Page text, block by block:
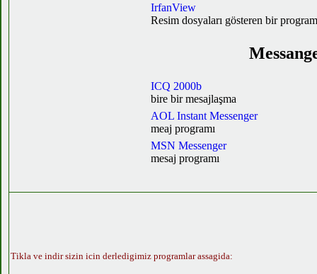
IrfanView
Resim dosyaları gösteren bir program
ICQ 2000b
bire bir mesajlaşma
AOL Instant Messenger
meaj programı
MSN Messenger
mesaj programı
Tikla ve indir sizin icin derledigimiz programlar assagida: